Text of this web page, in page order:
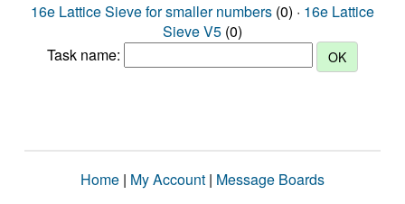
16e Lattice Sieve for smaller numbers (0) · 16e Lattice
Sieve V5 (0)
Task name:
Home | My Account | Message Boards